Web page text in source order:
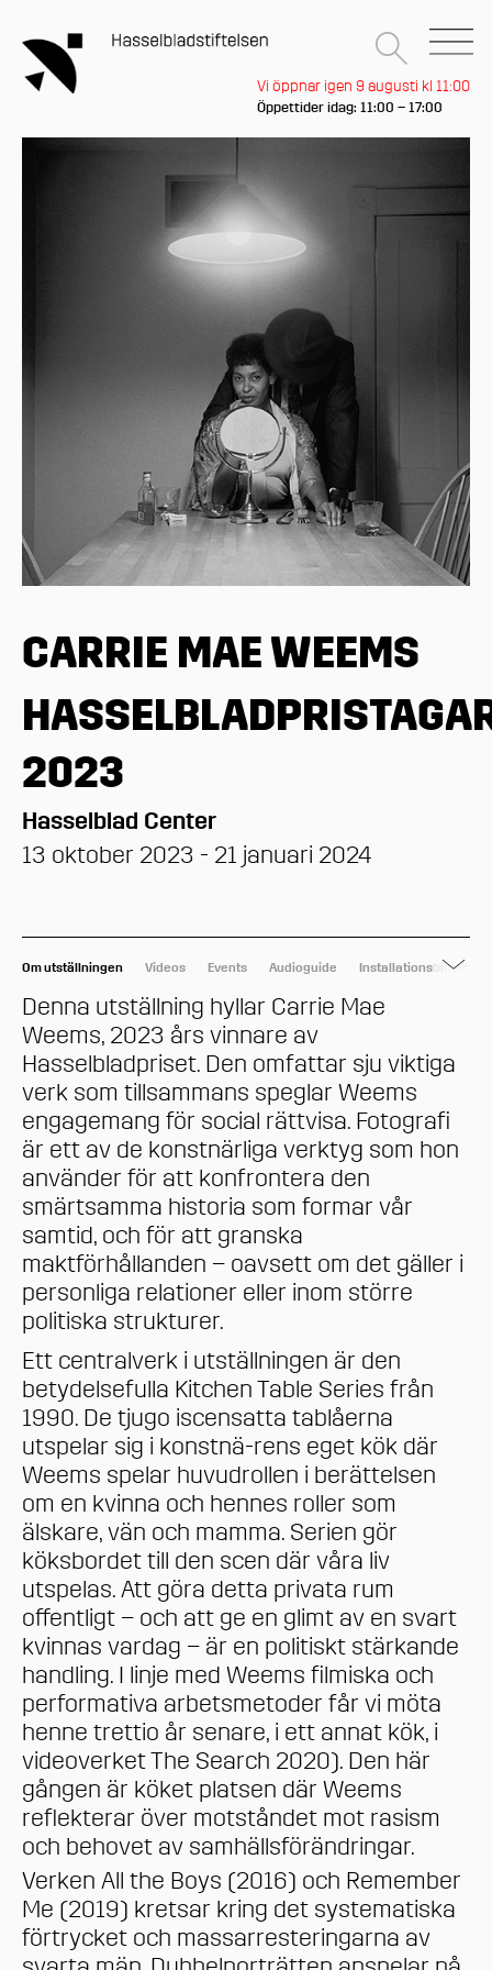
Vi öppnar igen 9 augusti kl 11:00
Öppettider idag: 11:00 – 17:00
CARRIE MAE WEEMS
2023
Hasselblad Center
13 oktober 2023 - 21 januari 2024
Om utställningen Videos Events Audioguide Installationsbilder
Denna utställning hyllar Carrie Mae
Weems, 2023 års vinnare av
Hasselbladpriset. Den omfattar sju viktiga
verk som tillsammans speglar Weems
engagemang för social rättvisa. Fotografi
är ett av de konstnärliga verktyg som hon
använder för att konfrontera den
smärtsamma historia som formar vår
samtid, och för att granska
maktförhållanden – oavsett om det gäller i
personliga relationer eller inom större
politiska strukturer.
Ett centralverk i utställningen är den
betydelsefulla Kitchen Table Series från
1990. De tjugo iscensatta tablåerna
utspelar sig i konstnä-rens eget kök där
Weems spelar huvudrollen i berättelsen
om en kvinna och hennes roller som
älskare, vän och mamma. Serien gör
köksbordet till den scen där våra liv
utspelas. Att göra detta privata rum
offentligt – och att ge en glimt av en svart
kvinnas vardag – är en politiskt stärkande
handling. I linje med Weems filmiska och
performativa arbetsmetoder får vi möta
henne trettio år senare, i ett annat kök, i
videoverket The Search 2020). Den här
gången är köket platsen där Weems
reflekterar över motståndet mot rasism
och behovet av samhällsförändringar.
Verken All the Boys (2016) och Remember
Me (2019) kretsar kring det systematiska
förtrycket och massarresteringarna av